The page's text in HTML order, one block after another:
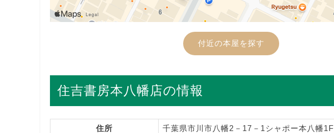
付近の本屋を探す
住吉書房本八幡店の情報
住所 千葉県市川市八幡2－17－1シャポー本八幡1F